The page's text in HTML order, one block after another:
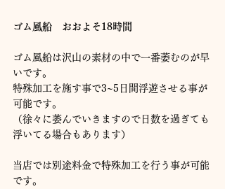
ゴム風船　おおよそ18時間
ゴム風船は沢山の素材の中で一番萎むのが早
いです。
特殊加工を施す事で3~5日間浮遊させる事が
可能です。
（徐々に萎んでいきますので日数を過ぎても
浮いてる場合もあります）
当店では別途料金で特殊加工を行う事が可能
です。